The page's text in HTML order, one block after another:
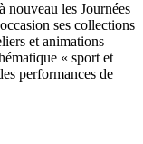
nouveau les Journées
ses collections
et animations
« sport et
performances de